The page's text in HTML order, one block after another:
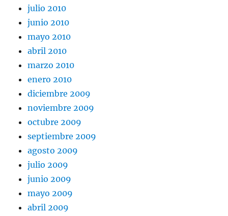
julio 2010
junio 2010
mayo 2010
abril 2010
marzo 2010
enero 2010
diciembre 2009
noviembre 2009
octubre 2009
septiembre 2009
agosto 2009
julio 2009
junio 2009
mayo 2009
abril 2009